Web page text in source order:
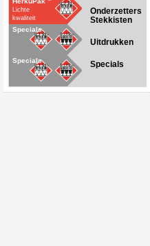
Lichte
kwaliteit
Onderzetters
Stekkisten
Specials
Uitdrukken
Specials Specials